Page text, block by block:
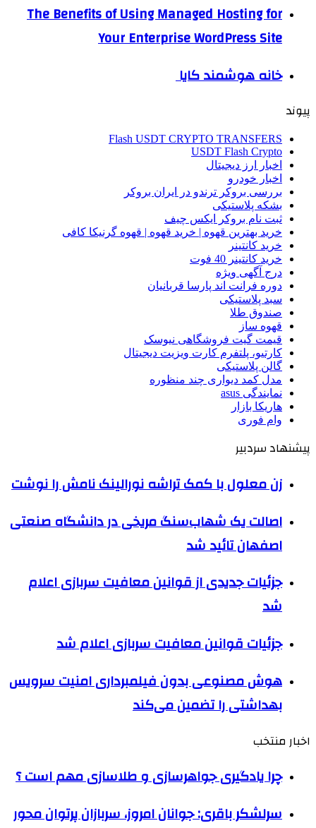
The Benefits of Using Managed Hosting for
Your Enterprise WordPress Site
خانه هوشمند کایا
پیوند
Flash USDT CRYPTO TRANSFERS
USDT Flash Crypto
اخبار ارز دیجیتال
اخبار خودرو
بررسی بروکر ترندو در ایران بروکر
بشکه پلاستیکی
ثبت نام بروکر ایکس چیف
خرید بهترین قهوه | خرید قهوه | قهوه گرنیکا کافی
خرید کانتینر
خرید کانتینر 40 فوت
درج آگهی ویژه
دوره فرانت اند پارسا قربانیان
سبد پلاستیکی
صندوق طلا
قهوه ساز
قیمت گیت فروشگاهی نیوسک
کارتیو، پلتفرم کارت ویزیت دیجیتال
گالن پلاستیکی
مدل کمد دیواری چند منظوره
نمایندگی asus
هاریکا بازار
وام فوری
پیشنهاد سردبیر
زن معلول با کمک تراشه نورالینک نامش را نوشت
اصالت یک شهاب‌سنگ مریخی در دانشگاه صنعتی
اصفهان تائید شد
جزئیات جدیدی از قوانین معافیت سربازی اعلام
شد
جزئیات قوانین معافیت سربازی اعلام شد
هوش مصنوعی بدون فیلمبرداری امنیت سرویس
بهداشتی را تضمین می‌کند
اخبار منتخب
چرا یادگیری جواهرسازی و طلاسازی مهم است ؟
سرلشکر باقری: جوانان امروز، سربازان پرتوان محور